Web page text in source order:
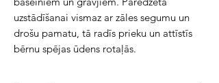
uzstādīšanai vismaz ar zāles segumu un
drošu pamatu, tā radīs prieku un attīstīs
bērnu spējas ūdens rotaļās.